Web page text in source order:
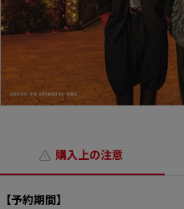
購入上の注意
【予約期間】